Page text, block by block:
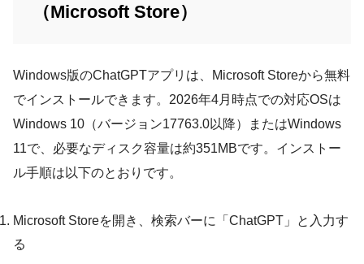
（Microsoft Store）
Windows版のChatGPTアプリは、Microsoft Storeから無料
でインストールできます。2026年4月時点での対応OSは
Windows 10（バージョン17763.0以降）またはWindows
11で、必要なディスク容量は約351MBです。インストー
ル手順は以下のとおりです。
Microsoft Storeを開き、検索バーに「ChatGPT」と入力す
る